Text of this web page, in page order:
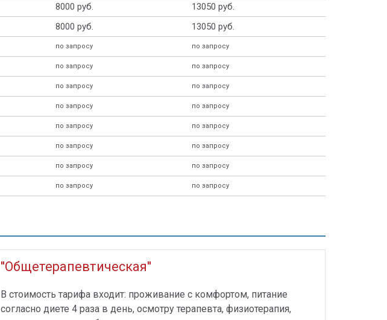
8000 руб.
13050 руб.
8000 руб.
13050 руб.
по запросу по запросу
по запросу по запросу
по запросу по запросу
по запросу по запросу
по запросу по запросу
по запросу по запросу
по запросу по запросу
по запросу по запросу
''Общетерапевтическая''
В стоимость тарифа входит: проживание с комфортом, питание
согласно диете 4 раза в день, осмотру терапевта, физиотерапия,